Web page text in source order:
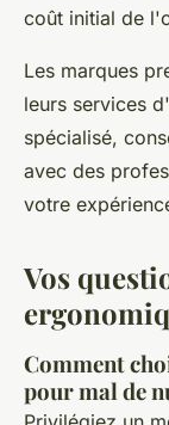
coût initial de
Les marques
leurs services
spécialisé,
avec des
votre
Vos
Comment
pour mal de